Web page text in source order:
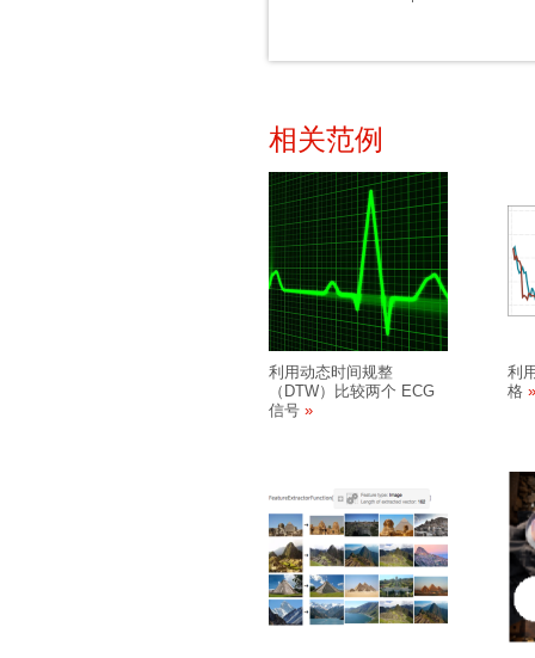
相关范例
利用动态时间规整
（DTW）比较两个 ECG
信号
利
格